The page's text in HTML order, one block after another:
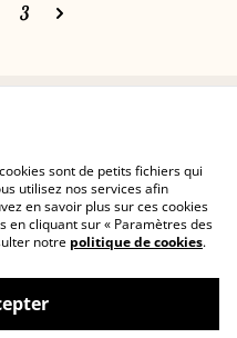
3
confidentialité
Contactez-nous
sont de petits fichiers qui
utilisez nos services afin
en savoir plus sur ces cookies
en cliquant sur « Paramètres des
notre politique de cookies.